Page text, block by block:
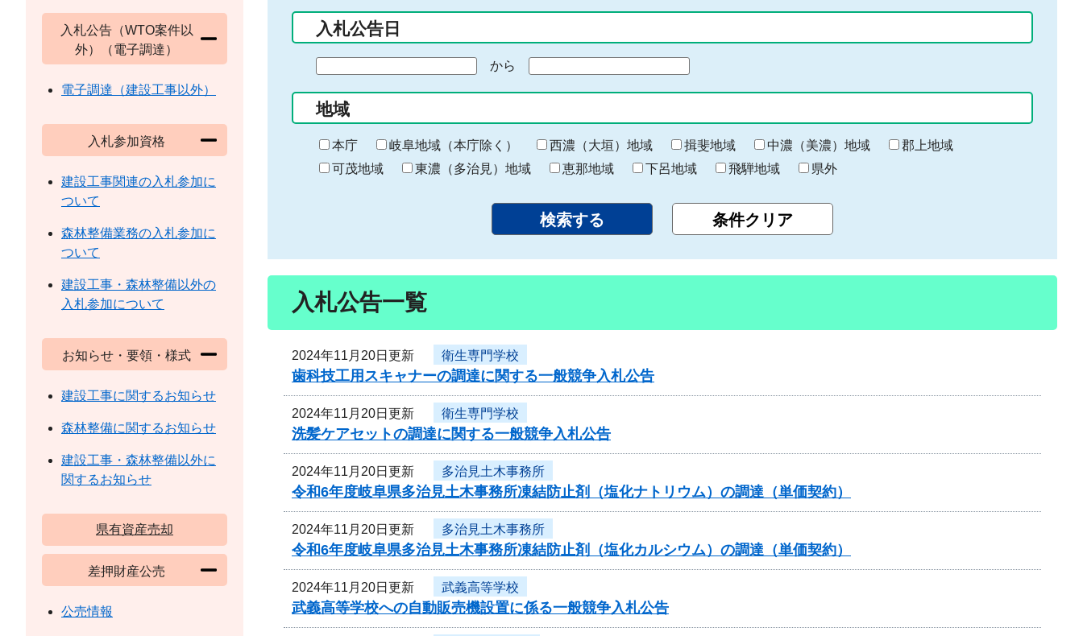
力
入札公告日
の
始
ま
り
から
終
わ
り
地域
本庁 岐阜地域（本庁除く） 西濃（大垣）地域 揖斐地域 中濃（美濃）地域
郡上地域
可茂地域
東濃（多治見）地域 恵那地域 下呂地域 飛騨地域 県外
入札公告一覧
2024年11月20日更新 衛生専門学校
歯科技工用スキャナーの調達に関する一般競争入札公告
2024年11月20日更新 衛生専門学校
洗髪ケアセットの調達に関する一般競争入札公告
2024年11月20日更新 多治見土木事務所
令和6年度岐阜県多治見土木事務所凍結防止剤（塩化ナトリウム）の調達（単価契約）
2024年11月20日更新 多治見土木事務所
令和6年度岐阜県多治見土木事務所凍結防止剤（塩化カルシウム）の調達（単価契約）
2024年11月20日更新 武義高等学校
武義高等学校への自動販売機設置に係る一般競争入札公告
入札公告（WTO案件以
外）（電子調達）
電子調達（建設工事以外）
入札参加資格
建設工事関連の入札参加に
ついて
森林整備業務の入札参加に
ついて
建設工事・森林整備以外の
入札参加について
お知らせ・要領・様式
建設工事に関するお知らせ
森林整備に関するお知らせ
建設工事・森林整備以外に
関するお知らせ
県有資産売却
差押財産公売
公売情報